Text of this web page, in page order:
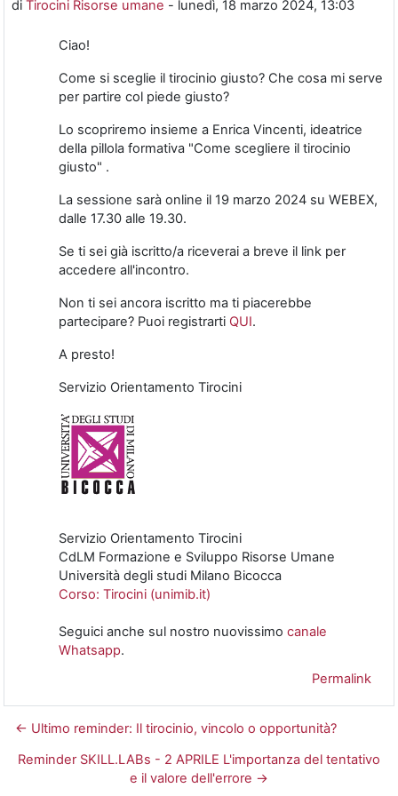
di Tirocini Risorse umane - lunedì, 18 marzo 2024, 13:03
Ciao!
Come si sceglie il tirocinio giusto? Che cosa mi serve
per partire col piede giusto?
Lo scopriremo insieme a Enrica Vincenti, ideatrice
della pillola formativa "Come scegliere il tirocinio
giusto" .
La sessione sarà online il 19 marzo 2024 su WEBEX,
dalle 17.30 alle 19.30.
Se ti sei già iscritto/a riceverai a breve il link per
accedere all'incontro.
Non ti sei ancora iscritto ma ti piacerebbe
partecipare? Puoi registrarti QUI.
A presto!
Servizio Orientamento Tirocini
Servizio Orientamento Tirocini
CdLM Formazione e Sviluppo Risorse Umane
Università degli studi Milano Bicocca
Corso: Tirocini (unimib.it)
Seguici anche sul nostro nuovissimo canale
Whatsapp.
Permalink
← Ultimo reminder: Il tirocinio, vincolo o opportunità?
Reminder SKILL.LABs - 2 APRILE L'importanza del tentativo
e il valore dell'errore →